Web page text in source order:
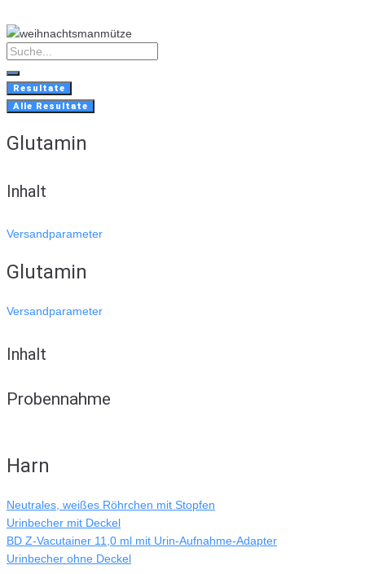
to
content
Search
...
Resultate
Alle Resultate
Glutamin
Inhalt
Versandparameter
Glutamin
Versandparameter
Inhalt
Probennahme
Harn
Neutrales, weißes Röhrchen mit Stopfen
Urinbecher mit Deckel
BD Z-Vacutainer 11,0 ml mit Urin-Aufnahme-Adapter
Urinbecher ohne Deckel